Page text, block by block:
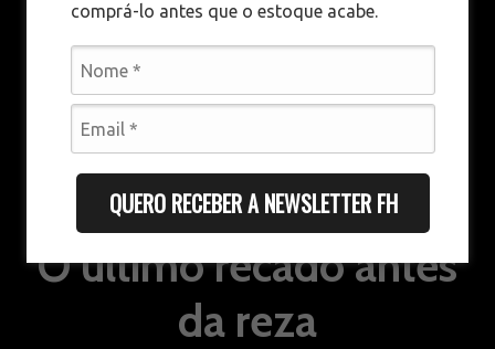
comprá-lo antes que o estoque acabe.
QUERO RECEBER A NEWSLETTER FH
COMUNICAÇÃO E MARKETING
O último recado antes
da reza